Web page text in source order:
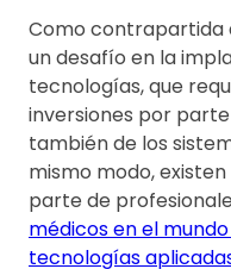
Como contrapartida
un desafío en la
tecnologías, que
inversiones por
también de los
mismo modo,
parte de
médicos en el
tecnologías